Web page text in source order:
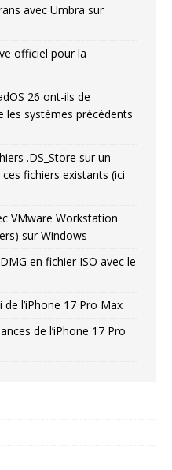
avec Umbra sur
officiel pour la
26 ont-ils de
les systèmes précédents
.DS_Store sur un
fichiers existants (ici
VMware Workstation
sur Windows
en fichier ISO avec le
l’iPhone 17 Pro Max
de l’iPhone 17 Pro